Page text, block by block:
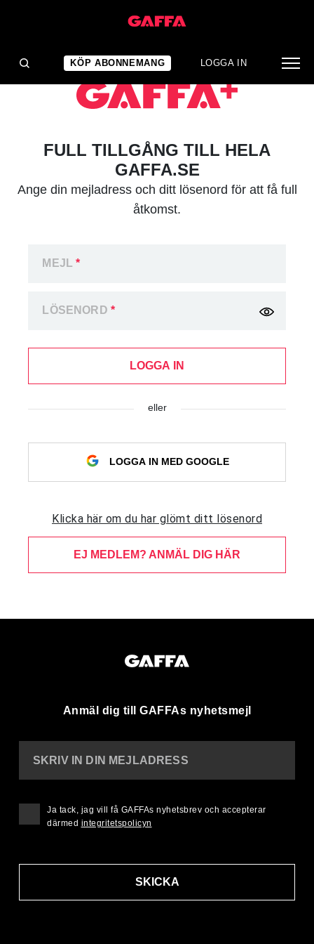
KÖP ABONNEMANG LOGGA IN
FULL TILLGÅNG TILL HELA
GAFFA.SE
Ange din mejladress och ditt lösenord för att få full
åtkomst.
MEJL*
LÖSENORD *
LOGGA IN
eller
LOGGA IN MED GOOGLE
Klicka här om du har glömt ditt lösenord
EJ MEDLEM? ANMÄL DIG HÄR
Anmäl dig till GAFFAs nyhetsmejl
SKRIV IN DIN MEJLADRESS
SKICKA
Ja tack, jag vill få GAFFAs nyhetsbrev och accepterar
därmed integritetspolicyn